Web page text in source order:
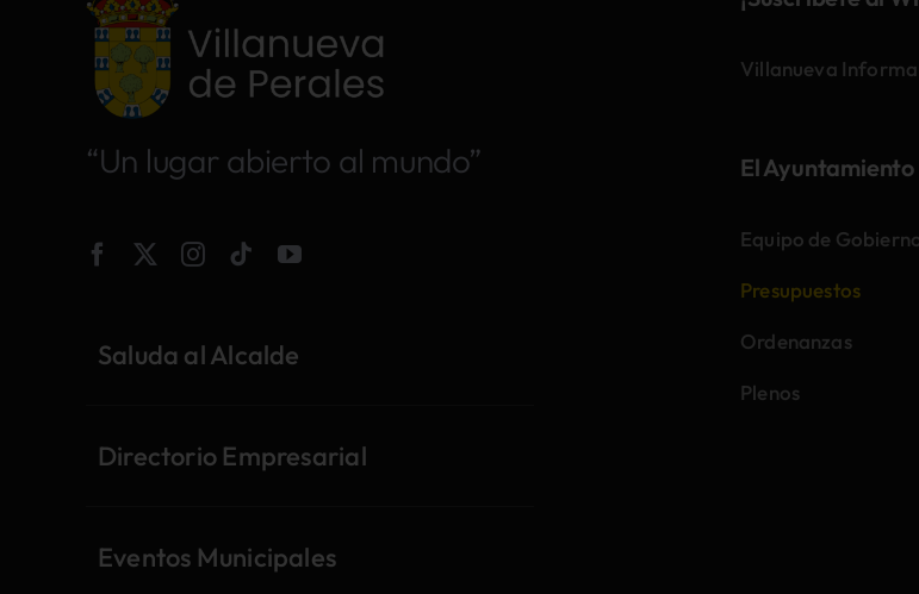
“Un lugar abierto al mundo”
Saluda al Alcalde
Directorio Empresarial
Eventos Municipales
Villanueva Informa
El Ayuntamiento
Equipo de
Presupuestos
Ordenanzas
Plenos